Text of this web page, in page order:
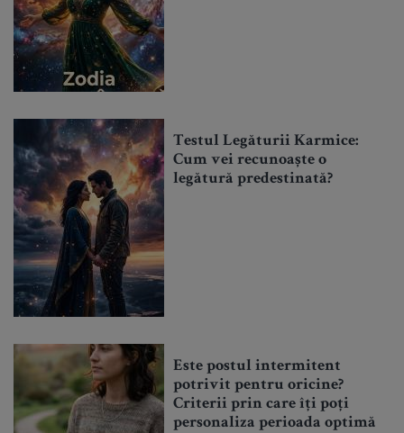
Testul Legăturii Karmice:
Cum vei recunoaște o
legătură predestinată?
Este postul intermitent
potrivit pentru oricine?
Criterii prin care îți poți
personaliza perioada optimă